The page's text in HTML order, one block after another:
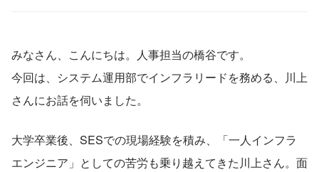
みなさん、こんにちは。人事担当の橋谷です。
今回は、システム運用部でインフラリードを務める、川上
さんにお話を伺いました。
大学卒業後、SESでの現場経験を積み、「一人インフラ
エンジニア」としての苦労も乗り越えてきた川上さん。面